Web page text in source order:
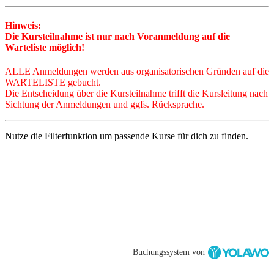
Hinweis:
Die Kursteilnahme ist nur nach Voranmeldung auf die
Warteliste möglich!
ALLE Anmeldungen werden aus organisatorischen Gründen auf die
WARTELISTE gebucht.
Die Entscheidung über die Kursteilnahme trifft die Kursleitung nach
Sichtung der Anmeldungen und ggfs. Rücksprache.
Nutze die Filterfunktion um passende Kurse für dich zu finden.
Buchungssystem von